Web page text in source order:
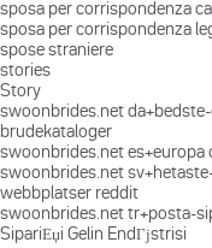
sposa per corrispondenza
sposa per corrispondenza
spose straniere
stories
Story
swoonbrides.net
brudekataloger
swoonbrides.net es+europa
swoonbrides.net
webbplatser reddit
swoonbrides.net tr+posta-
SipariЕџi Gelin EndГјstrisi